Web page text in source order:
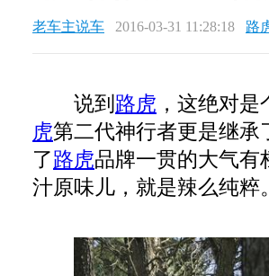
老车主说车 2016-03-31 11:28:18 路
说到 路虎 ，这绝对
虎第二代神行者更是继承
了路虎品牌一贯的大气有
汁原味儿，就是辣么纯粹